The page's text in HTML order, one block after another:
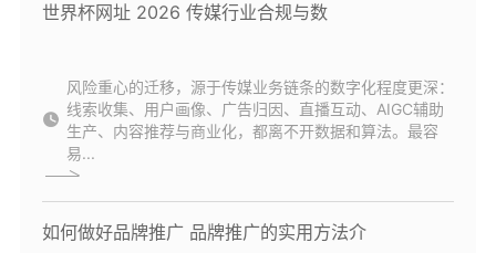
世界杯网址 2026 传媒行业合规与数
风险重心的迁移，源于传媒业务链条的数字化程度更深：
线索收集、用户画像、广告归因、直播互动、AIGC辅助
生产、内容推荐与商业化，都离不开数据和算法。最容
易...
如何做好品牌推广 品牌推广的实用方法介